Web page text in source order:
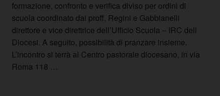
formazione, confronto e verifica diviso per ordini di
scuola coordinato dai proff. Regini e Gabbianelli
direttore e vice direttrice dell’Ufficio Scuola – IRC dell
Diocesi. A seguito, possibilità di pranzare insieme.
L’incontro si terrà al Centro pastorale diocesano, in via
Roma 118 …